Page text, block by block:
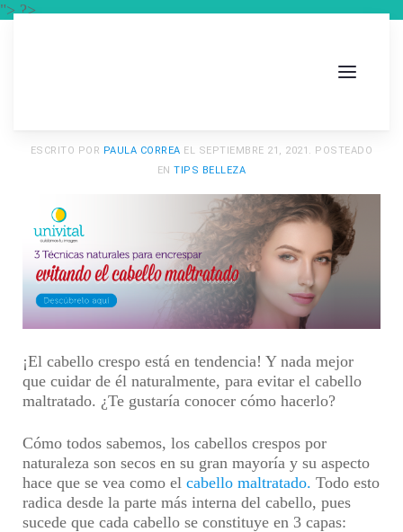
"> ?>
ESCRITO POR PAULA CORREA EL SEPTIEMBRE 21, 2021 . POSTEADO
ENTIPS BELLEZA
¡El cabello crespo está en tendencia! Y nada mejor
que cuidar de él naturalmente, para evitar el cabello
maltratado. ¿Te gustaría conocer cómo hacerlo?
Cómo todos sabemos, los cabellos crespos por
naturaleza son secos en su gran mayoría y su aspecto
hace que se vea como el cabello maltratado. Todo esto
radica desde la parte más interna del cabello, pues
sucede que cada cabello se constituye en 3 capas: